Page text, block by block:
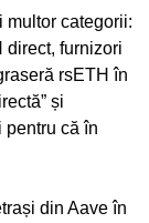
multor categorii:
direct, furnizori
rsETH în
și
pentru că în
din Aave în